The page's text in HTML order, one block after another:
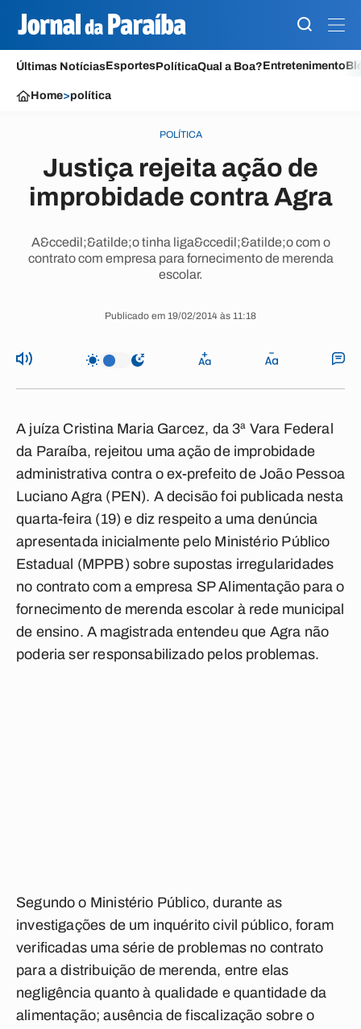
Últimas NotíciasEsportesPolíticaQual a Boa?Entretenimento
Home>política
POLÍTICA
Justiça rejeita ação de
improbidade contra Agra
A&ccedil;&atilde;o tinha liga&ccedil;&atilde;o com o
contrato com empresa para fornecimento de merenda
escolar.
Publicado em 19/02/2014 às 11:18
A juíza Cristina Maria Garcez, da 3ª Vara Federal
da Paraíba, rejeitou uma ação de improbidade
administrativa contra o ex-prefeito de João Pessoa
Luciano Agra (PEN). A decisão foi publicada nesta
quarta-feira (19) e diz respeito a uma denúncia
apresentada inicialmente pelo Ministério Público
Estadual (MPPB) sobre supostas irregularidades
no contrato com a empresa SP Alimentação para o
fornecimento de merenda escolar à rede municipal
de ensino. A magistrada entendeu que Agra não
poderia ser responsabilizado pelos problemas.
Segundo o Ministério Público, durante as
investigações de um inquérito civil público, foram
verificadas uma série de problemas no contrato
para a distribuição de merenda, entre elas
negligência quanto à qualidade e quantidade da
alimentação; ausência de fiscalização sobre o